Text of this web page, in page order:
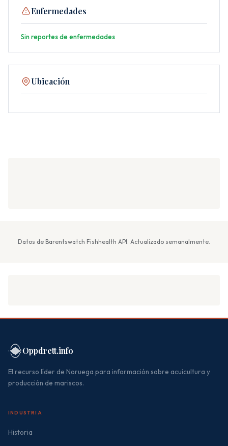
Enfermedades
Sin reportes de enfermedades
Ubicación
Datos de Barentswatch Fishhealth API. Actualizado semanalmente.
Oppdrett.info
El recurso líder de Noruega para información sobre acuicultura y
producción de mariscos.
INDUSTRIA
Historia